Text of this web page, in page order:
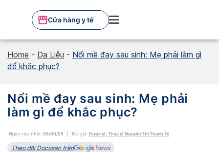
Cửa hàng y tế
Home - Da Liễu - Nổi mề đay sau sinh: Mẹ phải làm gì
để khắc phục?
Nổi mề đay sau sinh: Mẹ phải
làm gì để khắc phục?
Ngày cập nhật: 05/09/25 Tác giả: Dược sĩ, Thạc sĩ Nguyễn Thị Thanh Tú
Theo dõi Docosan trên